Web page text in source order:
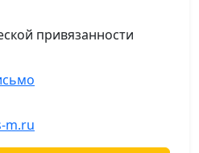
привязанности
m.ru